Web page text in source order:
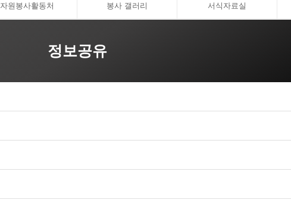
자원봉사활동처 봉사 갤러리 서식자료실
정보공유